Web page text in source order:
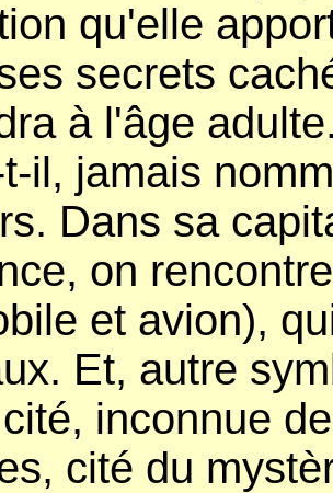
qu'elle
secrets
à l'âge
il, jamais
Dans sa
on
et avion),
Et, autre
inconnue
cité du